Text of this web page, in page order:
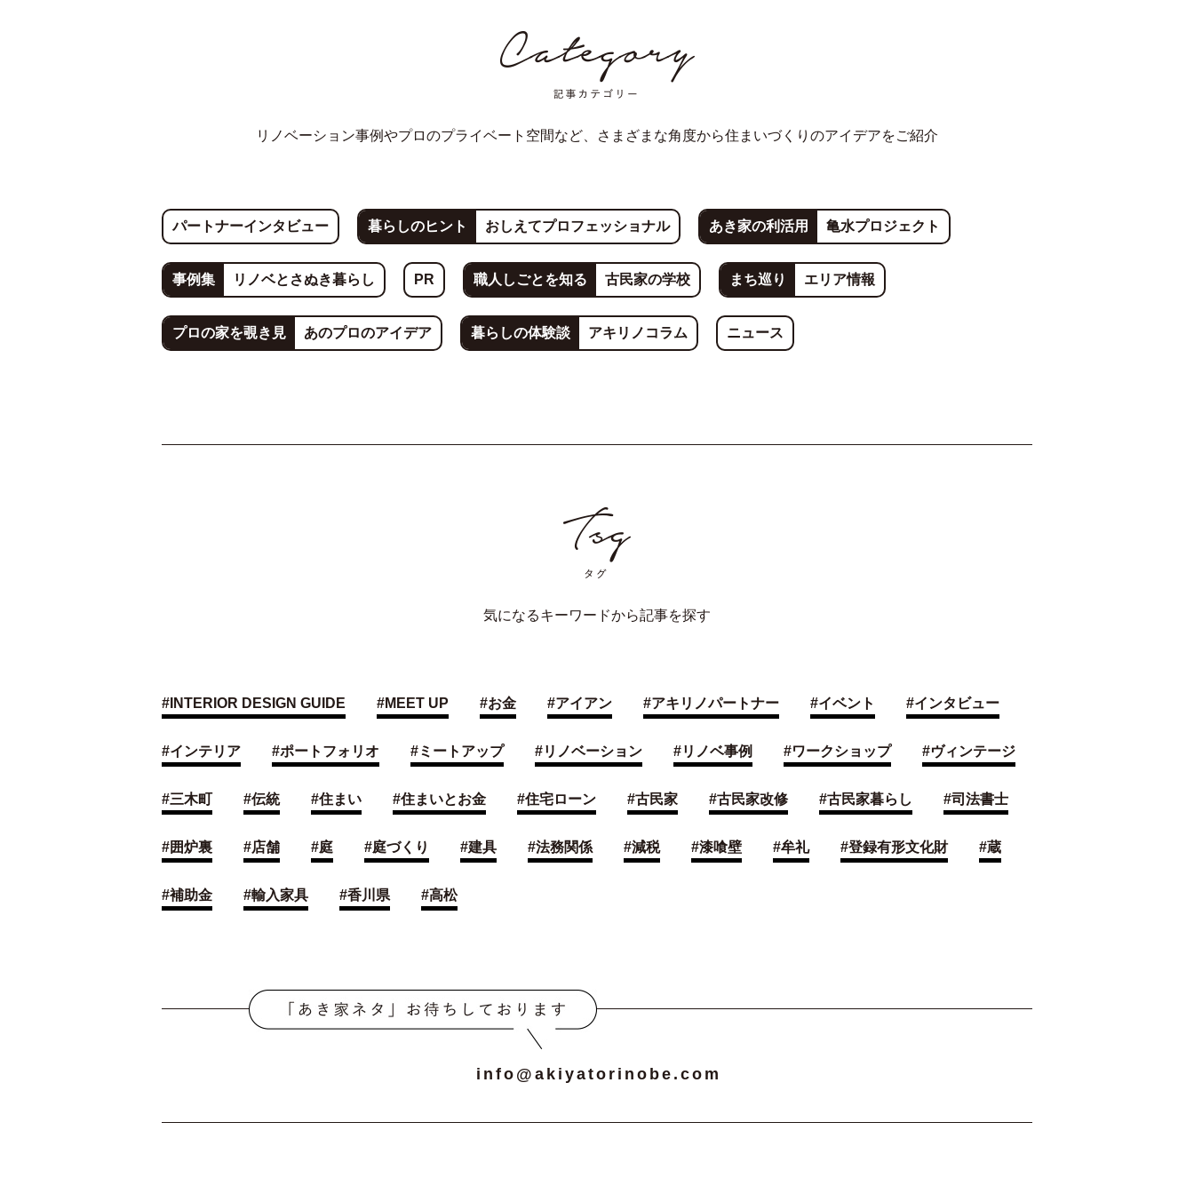
リノベーション事例やプロのプライベート空間など、さまざまな角度から住まいづくりのアイデアをご紹介
パートナーインタビュー 暮らしのヒント おしえてプロフェッショナル あき家の利活用 亀水プロジェクト
事例集 リノベとさぬき暮らし PR 職人しごとを知る 古民家の学校 まち巡り エリア情報
プロの家を覗き見 あのプロのアイデア 暮らしの体験談 アキリノコラム ニュース
気になるキーワードから記事を探す
# INTERIOR DESIGN GUIDE #MEET UP #お金 #アイアン #アキリノパートナー #イベント #インタビュー
#インテリア #ポートフォリオ #ミートアップ #リノベーション #リノベ事例 #ワークショップ #ヴィンテージ
#三木町 #伝統 #住まい #住まいとお金 #住宅ローン #古民家 #古民家改修 #古民家暮らし #司法書士
#囲炉裏 #店舗 #庭 #庭づくり #建具 #法務関係 #減税 #漆喰壁 #牟礼 #登録有形文化財 #蔵
#補助金 #輸入家具 #香川県 #高松
info@akiyatorinobe.com